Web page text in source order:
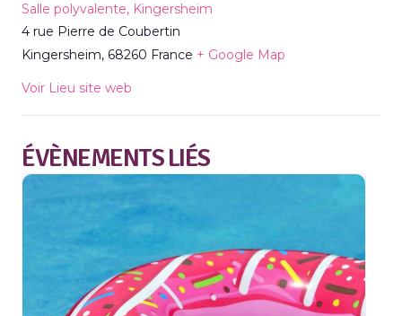
Salle polyvalente, Kingersheim
4 rue Pierre de Coubertin
Kingersheim, 68260 France + Google Map
Voir Lieu site web
ÉVÈNEMENTS LIÉS